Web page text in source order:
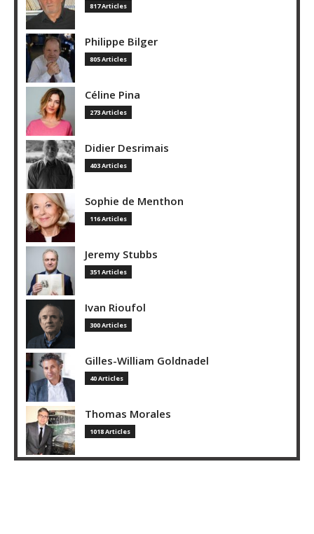
817 Articles
Philippe Bilger
805 Articles
Céline Pina
273 Articles
Didier Desrimais
403 Articles
Sophie de Menthon
116 Articles
Jeremy Stubbs
351 Articles
Ivan Rioufol
300 Articles
Gilles-William Goldnadel
40 Articles
Thomas Morales
1018 Articles